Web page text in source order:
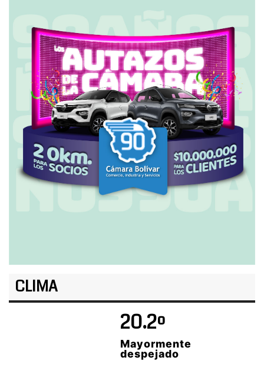
CLIMA
20.2º
Mayormente
despejado